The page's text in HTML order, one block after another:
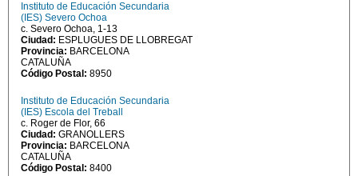
Instituto de Educación Secundaria
(IES) Severo Ochoa
c. Severo Ochoa, 1-13
Ciudad: ESPLUGUES DE LLOBREGAT
Provincia: BARCELONA
CATALUÑA
Código Postal: 8950
Instituto de Educación Secundaria
(IES) Escola del Treball
c. Roger de Flor, 66
Ciudad: GRANOLLERS
Provincia: BARCELONA
CATALUÑA
Código Postal: 8400